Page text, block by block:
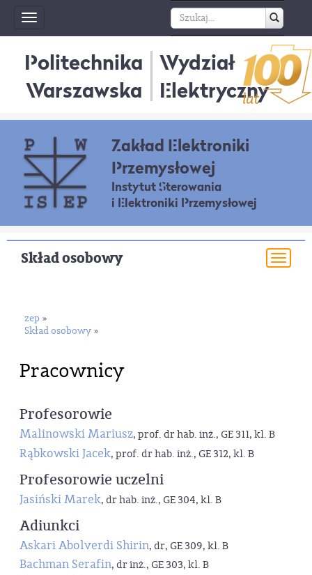
Toggle
navigation
Politechnika
Warszawska
Wydział
Elektryczny
Zakład Elektroniki
Przemysłowej
Instytut Sterowania
i Elektroniki Przemysłowej
Skład osobowy
zep »
Skład osobowy »
Pracownicy
Profesorowie
Malinowski Mariusz, prof. dr hab. inż., GE 311, kl. B
Rąbkowski Jacek, prof. dr hab. inż., GE 312, kl. B
Profesorowie uczelni
Jasiński Marek, dr hab. inż., GE 304, kl. B
Adiunkci
Askari Abolverdi Shirin, dr, GE 309, kl. B
Bachman Serafin, dr inż., GE 303, kl. B